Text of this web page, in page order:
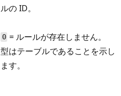
ルの ID。
0 = ルールが存在しません。
型はテーブルであることを示し
ます。